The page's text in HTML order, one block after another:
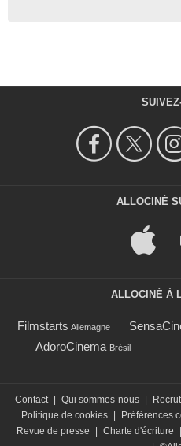
ALLOCINÉ
ALLOCINÉ À
Filmstarts Allemagne
AdoroCinema Brésil
Contact | Qui sommes-nous |
Politique de cookies | Préférences
Revue de presse
| Charte d'écriture |